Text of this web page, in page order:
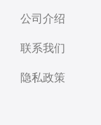
公司介绍
联系我们
隐私政策